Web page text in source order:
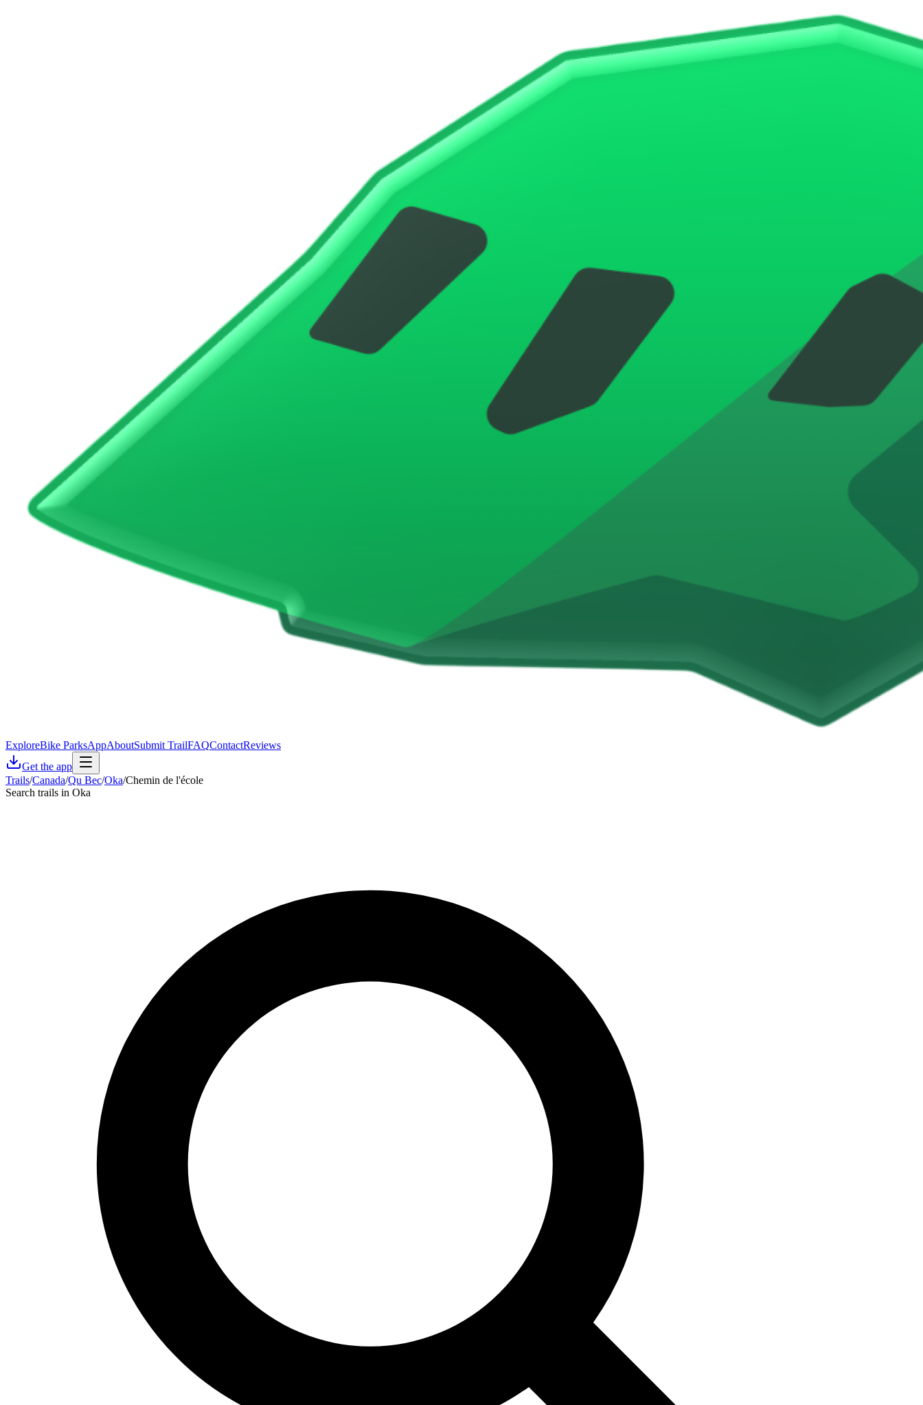
ExploreBike ParksAppAboutSubmit TrailFAQContactReviews
Get the app
Trails/Canada/Qu Bec/Oka/Chemin de l'école
Search trails in Oka